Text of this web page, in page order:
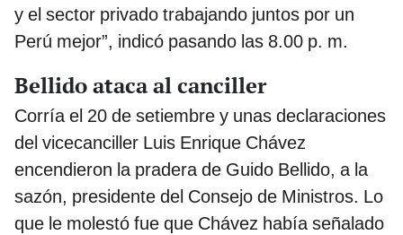
y el sector privado trabajando juntos por un
Perú mejor”, indicó pasando las 8.00 p. m.
Bellido ataca al canciller
Corría el 20 de setiembre y unas declaraciones
del vicecanciller Luis Enrique Chávez
encendieron la pradera de Guido Bellido, a la
sazón, presidente del Consejo de Ministros. Lo
que le molestó fue que Chávez había señalado